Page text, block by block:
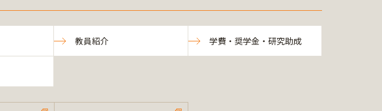
教員紹介 学費・奨学金・研究助成